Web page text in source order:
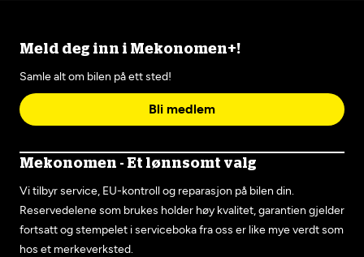
Meld deg inn i Mekonomen+!
Samle alt om bilen på ett sted!
Bli medlem
Mekonomen - Et lønnsomt valg
Vi tilbyr service, EU-kontroll og reparasjon på bilen din.
Reservedelene som brukes holder høy kvalitet, garantien gjelder
fortsatt og stempelet i serviceboka fra oss er like mye verdt som
hos et merkeverksted.